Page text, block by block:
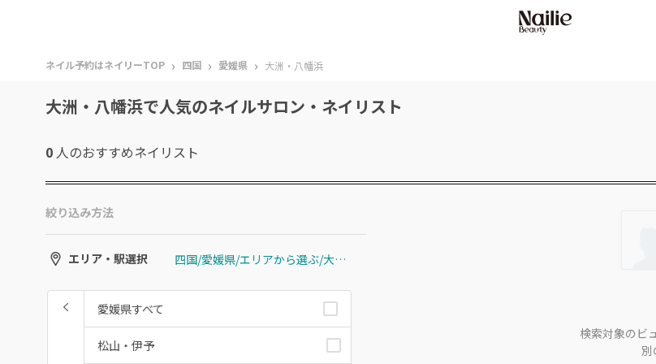
ネイル予約はネイリーTOP › 四国 › 愛媛県 › 大洲・八幡浜
大洲・八幡浜で人気のネイルサロン・ネイリスト
0 人のおすすめネイリスト
絞り込み方法
エリア・駅選択 四国/愛媛県/エリアから選ぶ/大洲・八幡浜
愛媛県すべて
松山・伊予
検索対象のビ
別